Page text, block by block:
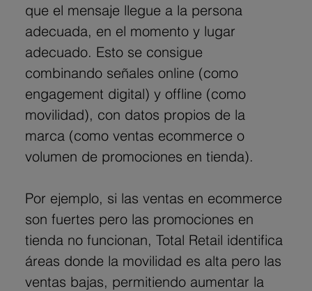
que el mensaje llegue a la persona
adecuada, en el momento y lugar
adecuado. Esto se consigue
combinando señales online (como
engagement digital) y offline (como
movilidad), con datos propios de la
marca (como ventas ecommerce o
volumen de promociones en tienda).
Por ejemplo, si las ventas en ecommerce
son fuertes pero las promociones en
tienda no funcionan, Total Retail identifica
áreas donde la movilidad es alta pero las
ventas bajas, permitiendo aumentar la